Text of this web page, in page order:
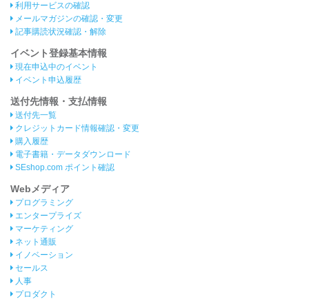
利用サービスの確認
メールマガジンの確認・変更
記事購読状況確認・解除
イベント登録基本情報
現在申込中のイベント
イベント申込履歴
送付先情報・支払情報
送付先一覧
クレジットカード情報確認・変更
購入履歴
電子書籍・データダウンロード
SEshop.com ポイント確認
Webメディア
プログラミング
エンタープライズ
マーケティング
ネット通販
イノベーション
セールス
人事
プロダクト